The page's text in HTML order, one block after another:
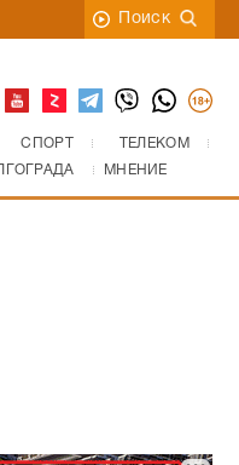
Поиск
СПОРТ
ТЕЛЕКОМ
МНЕНИЕ